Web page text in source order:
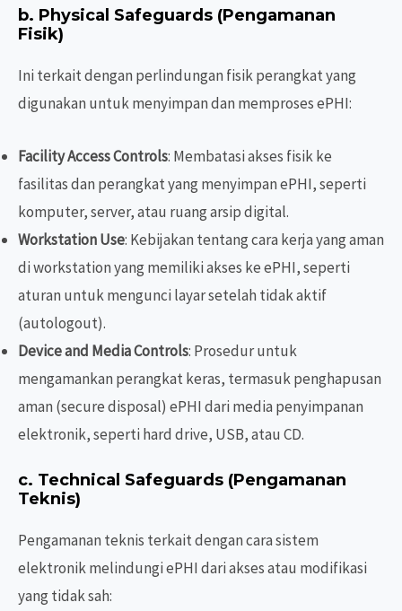
b. Physical Safeguards (Pengamanan
Fisik)
Ini terkait dengan perlindungan fisik perangkat yang
digunakan untuk menyimpan dan memproses ePHI:
Facility Access Controls: Membatasi akses fisik ke
fasilitas dan perangkat yang menyimpan ePHI, seperti
komputer, server, atau ruang arsip digital.
Workstation Use: Kebijakan tentang cara kerja yang aman
di workstation yang memiliki akses ke ePHI, seperti
aturan untuk mengunci layar setelah tidak aktif
(autologout).
Device and Media Controls: Prosedur untuk
mengamankan perangkat keras, termasuk penghapusan
aman (secure disposal) ePHI dari media penyimpanan
elektronik, seperti hard drive, USB, atau CD.
c. Technical Safeguards (Pengamanan
Teknis)
Pengamanan teknis terkait dengan cara sistem
elektronik melindungi ePHI dari akses atau modifikasi
yang tidak sah: